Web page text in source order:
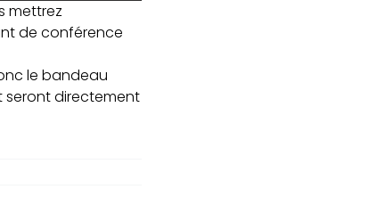
mettrez
de conférence
le bandeau
seront directement